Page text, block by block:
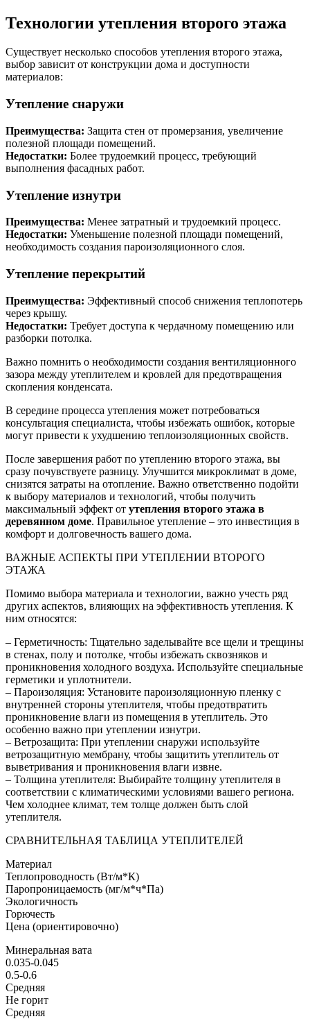
Технологии утепления второго этажа
Существует несколько способов утепления второго этажа,
выбор зависит от конструкции дома и доступности
материалов:
Утепление снаружи
Преимущества: Защита стен от промерзания, увеличение
полезной площади помещений.
Недостатки: Более трудоемкий процесс, требующий
выполнения фасадных работ.
Утепление изнутри
Преимущества: Менее затратный и трудоемкий процесс.
Недостатки: Уменьшение полезной площади помещений,
необходимость создания пароизоляционного слоя.
Утепление перекрытий
Преимущества: Эффективный способ снижения теплопотерь
через крышу.
Недостатки: Требует доступа к чердачному помещению или
разборки потолка.
Важно помнить о необходимости создания вентиляционного
зазора между утеплителем и кровлей для предотвращения
скопления конденсата.
В середине процесса утепления может потребоваться
консультация специалиста, чтобы избежать ошибок, которые
могут привести к ухудшению теплоизоляционных свойств.
После завершения работ по утеплению второго этажа, вы
сразу почувствуете разницу. Улучшится микроклимат в доме,
снизятся затраты на отопление. Важно ответственно подойти
к выбору материалов и технологий, чтобы получить
максимальный эффект от утепления второго этажа в
деревянном доме. Правильное утепление – это инвестиция в
комфорт и долговечность вашего дома.
ВАЖНЫЕ АСПЕКТЫ ПРИ УТЕПЛЕНИИ ВТОРОГО
ЭТАЖА
Помимо выбора материала и технологии, важно учесть ряд
других аспектов, влияющих на эффективность утепления. К
ним относятся:
– Герметичность: Тщательно заделывайте все щели и трещины
в стенах, полу и потолке, чтобы избежать сквозняков и
проникновения холодного воздуха. Используйте специальные
герметики и уплотнители.
– Пароизоляция: Установите пароизоляционную пленку с
внутренней стороны утеплителя, чтобы предотвратить
проникновение влаги из помещения в утеплитель. Это
особенно важно при утеплении изнутри.
– Ветрозащита: При утеплении снаружи используйте
ветрозащитную мембрану, чтобы защитить утеплитель от
выветривания и проникновения влаги извне.
– Толщина утеплителя: Выбирайте толщину утеплителя в
соответствии с климатическими условиями вашего региона.
Чем холоднее климат, тем толще должен быть слой
утеплителя.
СРАВНИТЕЛЬНАЯ ТАБЛИЦА УТЕПЛИТЕЛЕЙ
Материал
Теплопроводность (Вт/м*К)
Паропроницаемость (мг/м*ч*Па)
Экологичность
Горючесть
Цена (ориентировочно)
Минеральная вата
0.035-0.045
0.5-0.6
Средняя
Не горит
Средняя